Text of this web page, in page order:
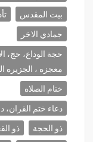
بيت المقدس
جمادي الاخر
حجة الوداع، حج،
معجزه ، الجزيره
ختام الصلاه
دعاء ختم القران،
ذو الحجة
ذو